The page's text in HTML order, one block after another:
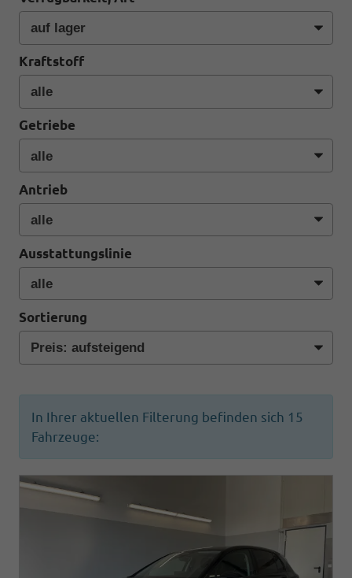
Kraftstoff
Getriebe
Antrieb
Ausstattungslinie
Sortierung
In Ihrer aktuellen Filterung befinden sich 15
Fahrzeuge: